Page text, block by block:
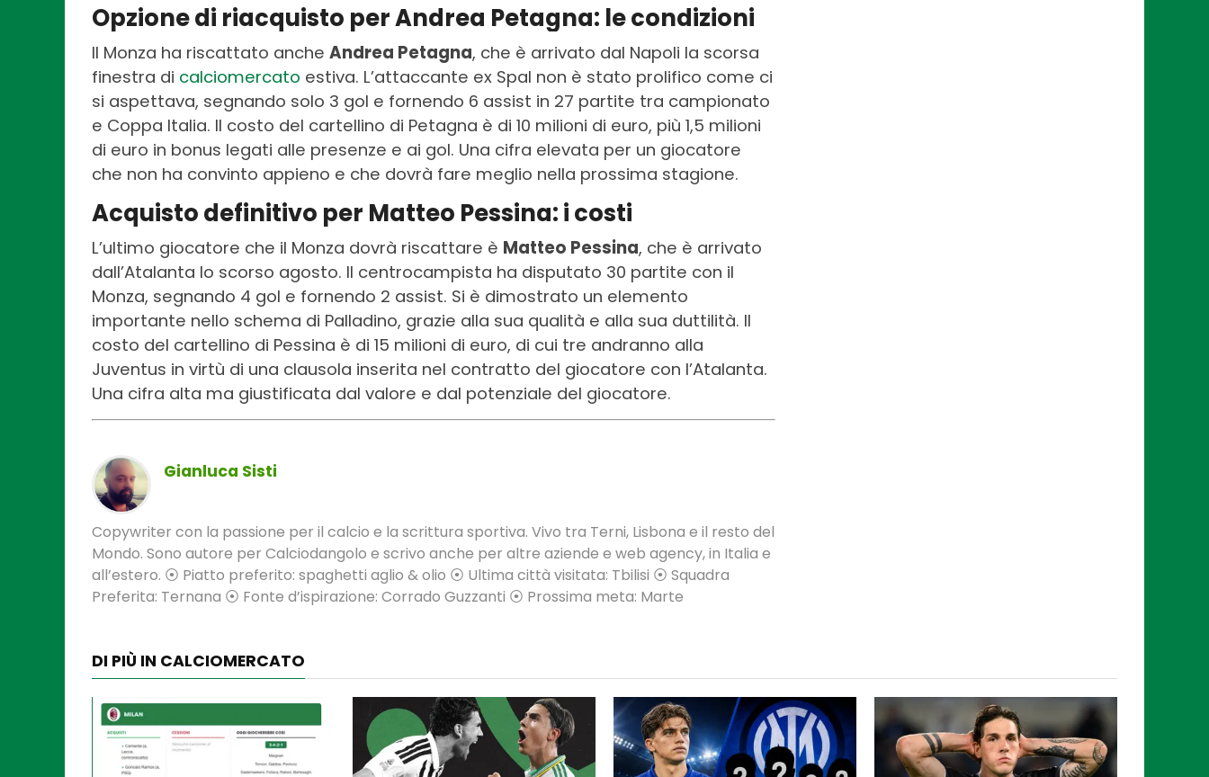
Opzione di riacquisto per Andrea Petagna: le condizioni
Il Monza ha riscattato anche Andrea Petagna, che è arrivato dal Napoli la scorsa
finestra di calciomercato estiva. L’attaccante ex Spal non è stato prolifico come ci
si aspettava, segnando solo 3 gol e fornendo 6 assist in 27 partite tra campionato
e Coppa Italia. Il costo del cartellino di Petagna è di 10 milioni di euro, più 1,5 milioni
di euro in bonus legati alle presenze e ai gol. Una cifra elevata per un giocatore
che non ha convinto appieno e che dovrà fare meglio nella prossima stagione.
Acquisto definitivo per Matteo Pessina: i costi
L’ultimo giocatore che il Monza dovrà riscattare è Matteo Pessina, che è arrivato
dall’Atalanta lo scorso agosto. Il centrocampista ha disputato 30 partite con il
Monza, segnando 4 gol e fornendo 2 assist. Si è dimostrato un elemento
importante nello schema di Palladino, grazie alla sua qualità e alla sua duttilità. Il
costo del cartellino di Pessina è di 15 milioni di euro, di cui tre andranno alla
Juventus in virtù di una clausola inserita nel contratto del giocatore con l’Atalanta.
Una cifra alta ma giustificata dal valore e dal potenziale del giocatore.
Gianluca Sisti
Copywriter con la passione per il calcio e la scrittura sportiva. Vivo tra Terni, Lisbona e il resto del
Mondo. Sono autore per Calciodangolo e scrivo anche per altre aziende e web agency, in Italia e
all’estero. ⦿ Piatto preferito: spaghetti aglio & olio ⦿ Ultima città visitata: Tbilisi ⦿ Squadra
Preferita: Ternana ⦿ Fonte d’ispirazione: Corrado Guzzanti ⦿ Prossima meta: Marte
DI PIÙ IN CALCIOMERCATO